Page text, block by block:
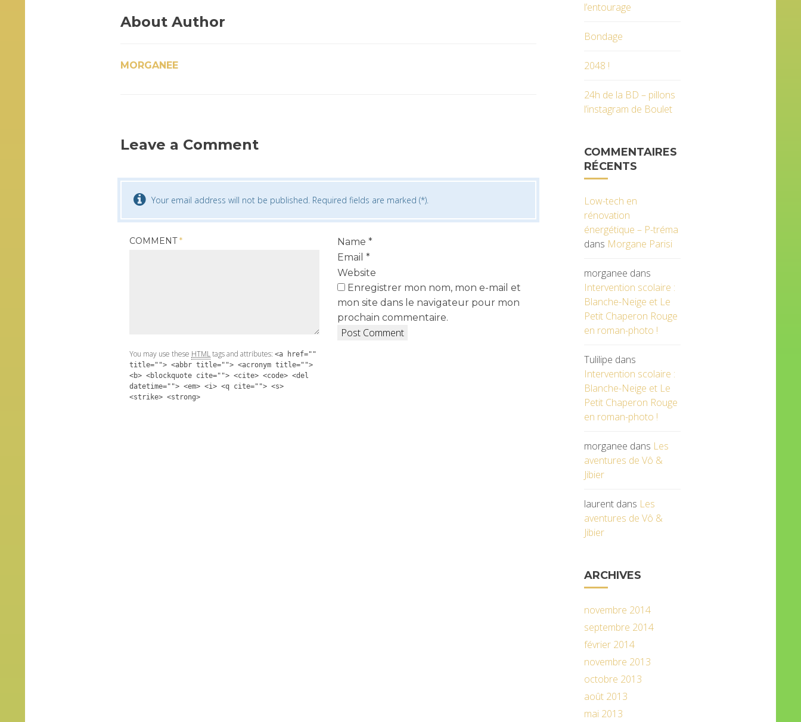
About Author
MORGANEE
Leave a Comment
Your email address will not be published. Required fields are marked (*).
COMMENT*
You may use these HTMLtags and attributes: <a href=""
title=""> <abbr title=""> <acronym title="">
<b> <blockquote cite=""> <cite> <code> <del
datetime=""> <em> <i> <q cite=""> <s>
<strike> <strong>
Name *
Email *
Website
Enregistrer mon nom, mon e-mail et
mon site dans le navigateur pour mon
prochain commentaire.
l’entourage
Bondage
2048 !
24h de la BD – pillons
l’instagram de Boulet
COMMENTAIRES
RÉCENTS
Low-tech en
rénovation
énergétique – P-tréma
dans Morgane Parisi
morganee dans
Intervention scolaire :
Blanche-Neige et Le
Petit Chaperon Rouge
en roman-photo !
Tulilipe dans
Intervention scolaire :
Blanche-Neige et Le
Petit Chaperon Rouge
en roman-photo !
morganee dans Les
aventures de Vô &
Jibier
laurentdans Les
aventures de Vô &
Jibier
ARCHIVES
novembre 2014
septembre 2014
février 2014
novembre 2013
octobre 2013
août 2013
mai 2013